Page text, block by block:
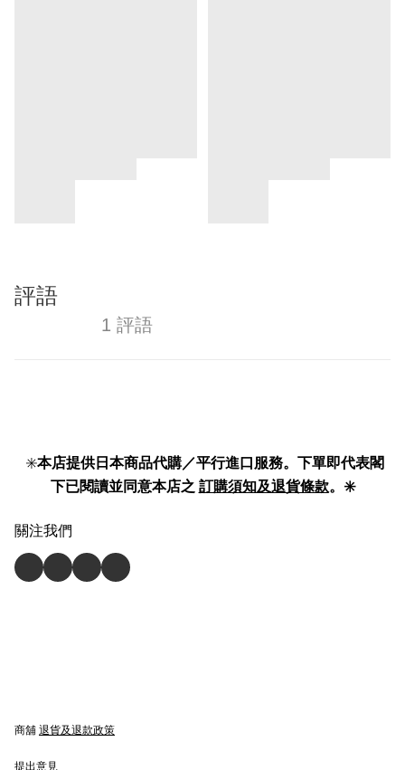
評語
1 評語
✳️本店提供日本商品代購／平行進口服務。下單即代表閣
下已閱讀並同意本店之 訂購須知及退貨條款。✳️
關注我們
商舖 退貨及退款政策
提出意見